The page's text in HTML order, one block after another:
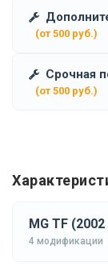
(от 500 руб.)
Срочная
(от 500 руб.)
MG TF
4 модификации